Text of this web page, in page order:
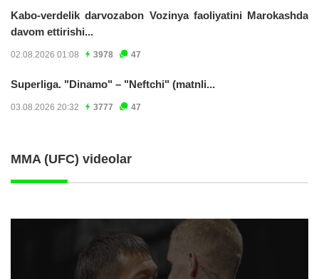
Kabo-verdelik darvozabon Vozinya faoliyatini Marokashda
davom ettirishi...
02.08.2026 01:08 3978 47
Superliga. "Dinamo" – "Neftchi" (matnli...
03.08.2026 20:32 3777 47
MMA (UFC) videolar